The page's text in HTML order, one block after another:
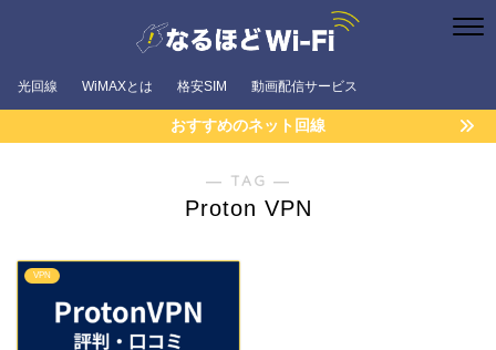
光回線 WiMAXとは 格安SIM 動画配信サービス
おすすめのネット回線
― TAG ―
Proton VPN
VPN